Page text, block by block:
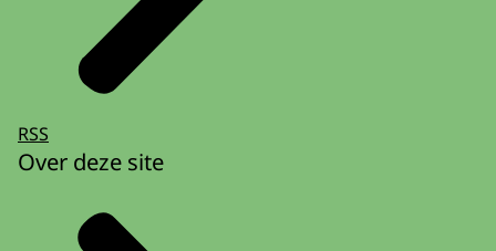
RSS
Over deze site